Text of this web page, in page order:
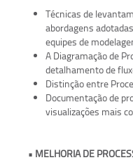
Técnicas de
abordagens
equipes de
A Diagramação de
detalhamento de
Distinção entre
Documentação de
visualizações mais
• MELHORIA DE